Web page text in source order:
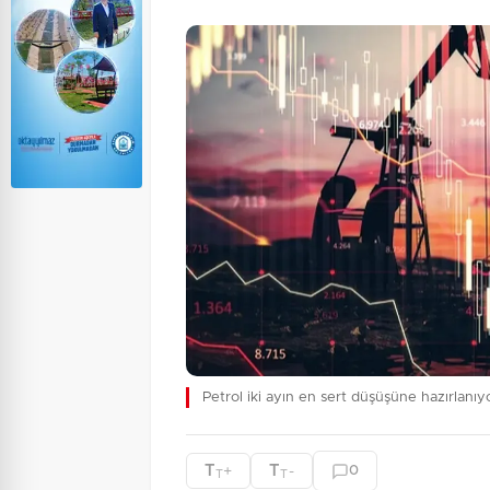
Petrol iki ayın en sert düşüşüne
TT+ TT - 0